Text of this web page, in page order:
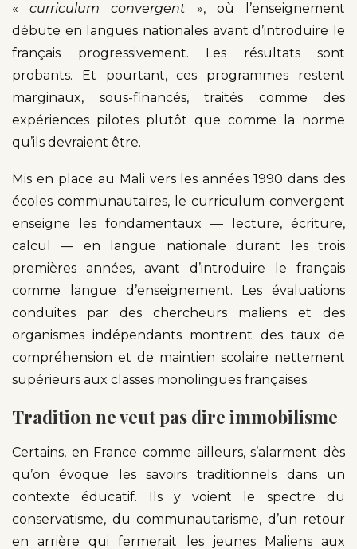
« curriculum convergent », où l’enseignement
débute en langues nationales avant d’introduire le
français progressivement. Les résultats sont
probants. Et pourtant, ces programmes restent
marginaux, sous-financés, traités comme des
expériences pilotes plutôt que comme la norme
qu’ils devraient être.
Mis en place au Mali vers les années 1990 dans des
écoles communautaires, le curriculum convergent
enseigne les fondamentaux — lecture, écriture,
calcul — en langue nationale durant les trois
premières années, avant d’introduire le français
comme langue d’enseignement. Les évaluations
conduites par des chercheurs maliens et des
organismes indépendants montrent des taux de
compréhension et de maintien scolaire nettement
supérieurs aux classes monolingues françaises.
Tradition ne veut pas dire immobilisme
Certains, en France comme ailleurs, s’alarment dès
qu’on évoque les savoirs traditionnels dans un
contexte éducatif. Ils y voient le spectre du
conservatisme, du communautarisme, d’un retour
en arrière qui fermerait les jeunes Maliens aux